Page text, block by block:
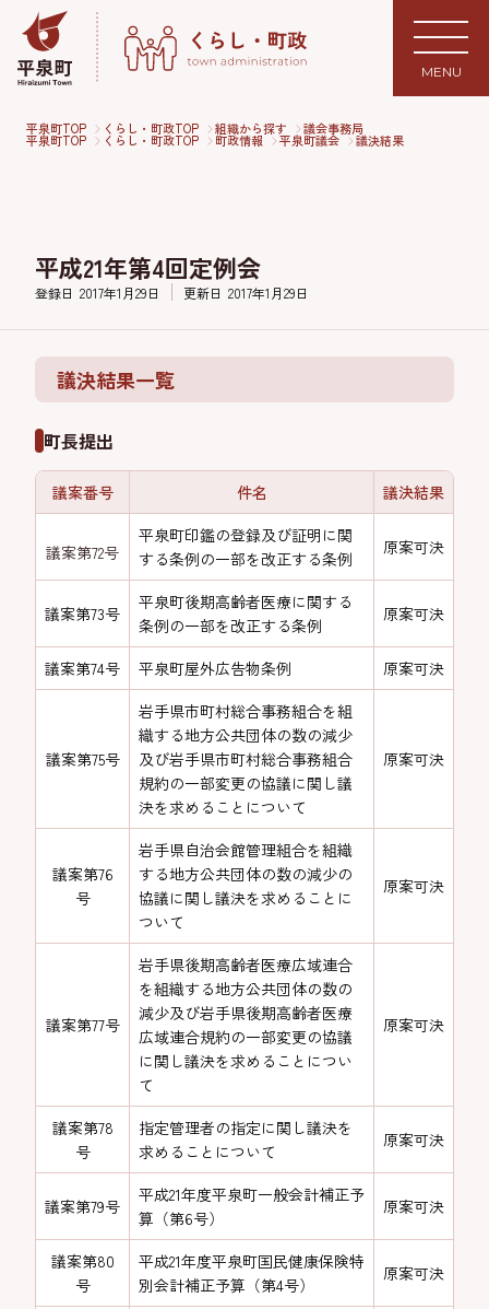
MENU
平泉町TOP くらし・町政TOP 組織から探す 議会事務局
平泉町TOP くらし・町政TOP 町政情報 平泉町議会 議決結果
平成21年第4回定例会
登録日 2017年1月29日 更新日 2017年1月29日
議決結果一覧
町長提出
議案番号 件名 議決結果
議案第72号
平泉町印鑑の登録及び証明に関
する条例の一部を改正する条例
原案可決
議案第73号
平泉町後期高齢者医療に関する
条例の一部を改正する条例
原案可決
議案第74号 平泉町屋外広告物条例 原案可決
議案第75号
岩手県市町村総合事務組合を組
織する地方公共団体の数の減少
及び岩手県市町村総合事務組合
規約の一部変更の協議に関し議
決を求めることについて
原案可決
議案第76
号
岩手県自治会館管理組合を組織
する地方公共団体の数の減少の
協議に関し議決を求めることに
ついて
原案可決
議案第77号
岩手県後期高齢者医療広域連合
を組織する地方公共団体の数の
減少及び岩手県後期高齢者医療
広域連合規約の一部変更の協議
に関し議決を求めることについ
て
原案可決
議案第78
号
指定管理者の指定に関し議決を
求めることについて
原案可決
議案第79号
平成21年度平泉町一般会計補正予
算（第6号）
原案可決
議案第80
号
平成21年度平泉町国民健康保険特
別会計補正予算（第4号）
原案可決